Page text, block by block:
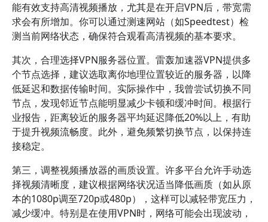
能有效支持高清视频播放，尤其是在开启VPN后，带宽需
求会有所增加。你可以通过测速网站（如Speedtest）检
测当前网络状态，确保符合观看高清视频的基本要求。
其次，合理选择VPN服务器位置。雷轰加速器VPN提供多
个节点选择，建议选取离你地理位置较近的服务器，以降
低延迟和数据传输时间。实际操作中，我曾尝试切换不同
节点，发现邻近节点能明显减少卡顿和缓冲时间。根据行
业报告，距离较近的服务器平均延迟降低20%以上，有助
于提升视频流畅度。此外，避免频繁切换节点，以保持连
接稳定。
第三，调整视频播放器的画质设置。许多平台允许手动选
择视频清晰度，建议根据网络状况适当降低画质（如从原
本的1080p调至720p或480p），这样可以减轻带宽压力，
减少缓冲。特别是在使用VPN时，网络可能会出现波动，